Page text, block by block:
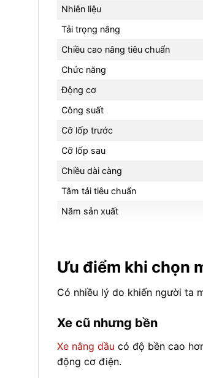
Nhiên liệu
Tải trọng nâng
Chiều cao nâng tiêu chuẩn
Chức năng
Động cơ
Công suất
Cỡ lốp trước
Cỡ lốp sau
Chiều dài càng
Tâm tải tiêu chuẩn
Năm sản xuất
Hộp số
Quy cách lốp
Ưu điểm khi chọn
Có nhiều lý do khiến người ta
Xe cũ nhưng bền
Xe nâng dầu có độ bền cao
động cơ điện.